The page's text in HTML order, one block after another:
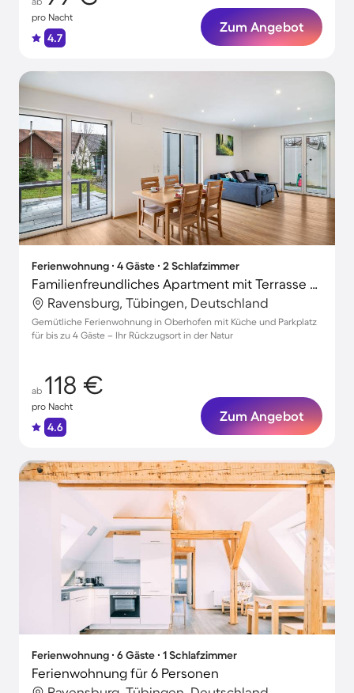
pro Nacht
4.7
Zum Angebot
Ferienwohnung ∙ 4 Gäste ∙ 2 Schlafzimmer
Familienfreundliches Apartment mit Terrasse und schnellem Internet | Gartenblick
Ravensburg, Tübingen, Deutschland
Gemütliche Ferienwohnung in Oberhofen mit Küche und Parkplatz
für bis zu 4 Gäste – Ihr Rückzugsort in der Natur
ab 118 €
pro Nacht
4.6
Zum Angebot
Ferienwohnung ∙ 6 Gäste ∙ 1 Schlafzimmer
Ferienwohnung für 6 Personen